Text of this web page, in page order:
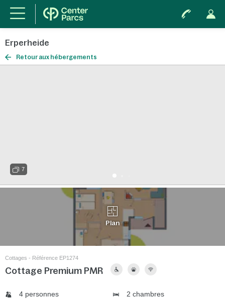
Erperheide
Retour aux hébergements
7
Plan
Cottages - Référence EP1274
Cottage Premium PMR
4 personnes
2 chambres